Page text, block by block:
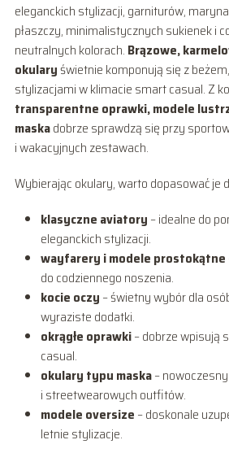
eleganckich stylizacji, garniturów,
płaszczy, minimalistycznych sukienek i
neutralnych kolorach. Brązowe,
okularyświetnie komponują się z
stylizacjami w klimacie smart casual. Z
transparentne oprawki, modele
maskadobrze sprawdzą się przy
i wakacyjnych zestawach.
Wybierając okulary, warto dopasować je
klasyczne aviatory – idealne do
eleganckich stylizacji.
wayfarery i modele prostokątne
do codziennego noszenia.
kocie oczy – świetny wybór dla
wyraziste dodatki.
okrągłe oprawki– dobrze wpisują
casual.
okulary typu maska–
i streetwearowych outfitów.
modele oversize – doskonale
letnie stylizacje.